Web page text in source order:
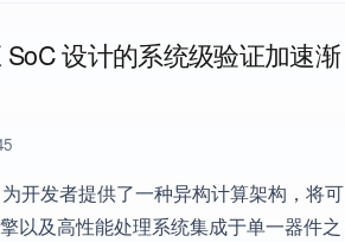
SoC 设计的系统级验证加速渐
开发者提供了一种异构计算架构，将可
以及高性能处理系统集成于单一器件之